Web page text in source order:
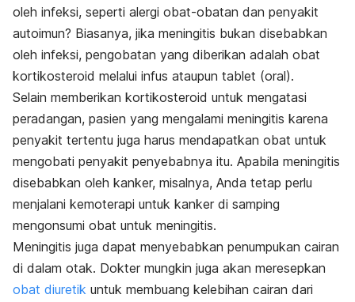
oleh infeksi, seperti alergi obat-obatan dan penyakit
autoimun? Biasanya, jika meningitis bukan disebabkan
oleh infeksi, pengobatan yang diberikan adalah obat
kortikosteroid melalui infus ataupun tablet (oral).
Selain memberikan kortikosteroid untuk mengatasi
peradangan, pasien yang mengalami meningitis karena
penyakit tertentu juga harus mendapatkan obat untuk
mengobati penyakit penyebabnya itu. Apabila meningitis
disebabkan oleh kanker, misalnya, Anda tetap perlu
menjalani kemoterapi untuk kanker di samping
mengonsumi obat untuk meningitis.
Meningitis juga dapat menyebabkan penumpukan cairan
di dalam otak. Dokter mungkin juga akan meresepkan
obat diuretik untuk membuang kelebihan cairan dari